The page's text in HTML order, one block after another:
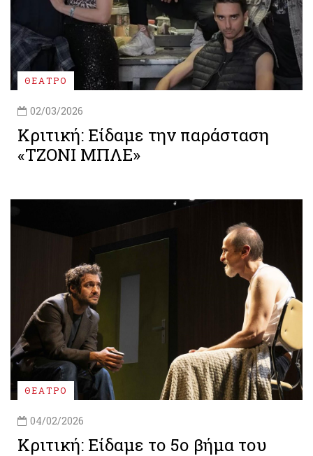
ΘΕΑΤΡΟ
02/03/2026
Κριτική: Είδαμε την παράσταση
«ΤΖΟΝΙ ΜΠΛΕ»
ΘΕΑΤΡΟ
04/02/2026
Κριτική: Είδαμε το 5ο βήμα του